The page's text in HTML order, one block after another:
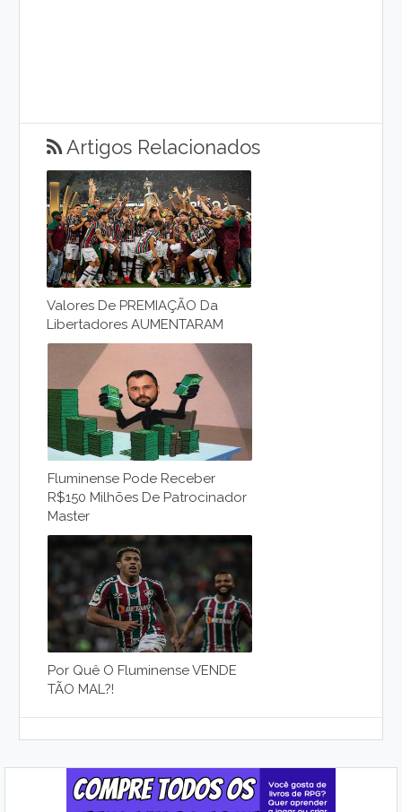
Artigos Relacionados
Valores De PREMIAÇÃO Da
Libertadores AUMENTARAM
Fluminense Pode Receber
R$150 Milhões De Patrocinador
Master
Por Quê O Fluminense VENDE
TÃO MAL?!